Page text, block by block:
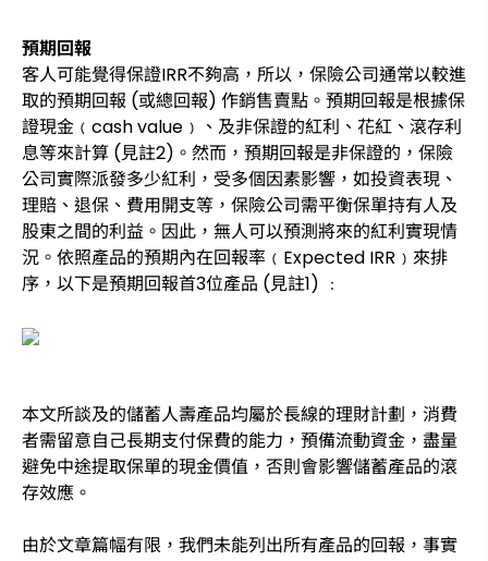
預期回報
客人可能覺得保證IRR不夠高，所以，保險公司通常以較進
取的預期回報 (或總回報) 作銷售賣點。預期回報是根據保
證現金﹙cash value﹚、及非保證的紅利、花紅、滾存利
息等來計算 (見註2)。然而，預期回報是非保證的，保險
公司實際派發多少紅利，受多個因素影響，如投資表現、
理賠、退保、費用開支等，保險公司需平衡保單持有人及
股東之間的利益。因此，無人可以預測將來的紅利實現情
況。依照產品的預期內在回報率﹙Expected IRR﹚來排
序，以下是預期回報首3位產品 (見註1) ﹕
本文所談及的儲蓄人壽產品均屬於長線的理財計劃，消費
者需留意自己長期支付保費的能力，預備流動資金，盡量
避免中途提取保單的現金價值，否則會影響儲蓄產品的滾
存效應。
由於文章篇幅有限，我們未能列出所有產品的回報，事實